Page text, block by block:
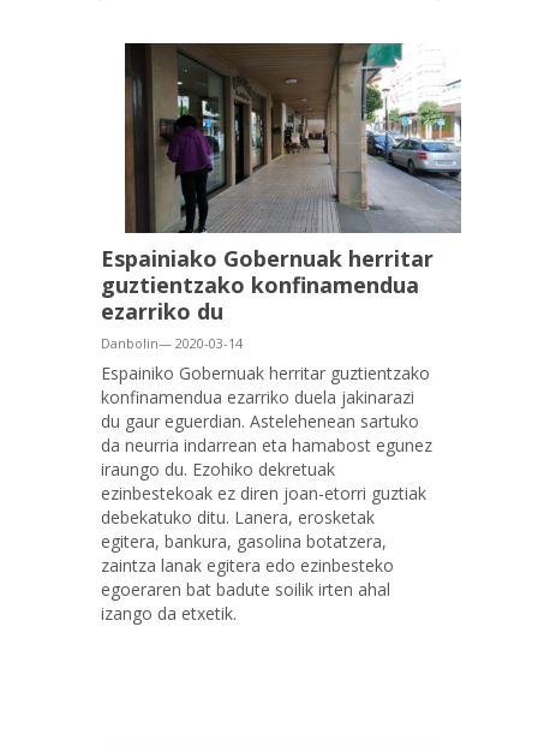
Espainiako Gobernuak herritar
guztientzako konfinamendua
ezarriko du
Danbolin— 2020-03-14
Espainiko Gobernuak herritar guztientzako
konfinamendua ezarriko duela jakinarazi
du gaur eguerdian. Astelehenean sartuko
da neurria indarrean eta hamabost egunez
iraungo du. Ezohiko dekretuak
ezinbestekoak ez diren joan-etorri guztiak
debekatuko ditu. Lanera, erosketak
egitera, bankura, gasolina botatzera,
zaintza lanak egitera edo ezinbesteko
egoeraren bat badute soilik irten ahal
izango da etxetik.